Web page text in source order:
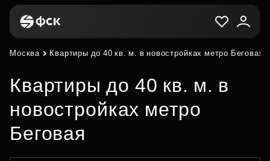
Москва Квартиры до 40 кв. м. в новостройках метро Беговая
Квартиры до 40 кв. м. в
новостройках метро
Беговая